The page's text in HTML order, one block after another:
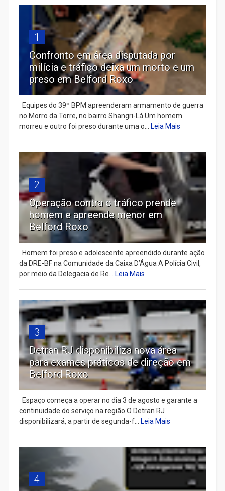
1
Confronto em área disputada por
milícia e tráfico deixa um morto e um
preso em Belford Roxo
Equipes do 39º BPM apreenderam armamento de guerra
no Morro da Torre, no bairro Shangri-Lá Um homem
morreu e outro foi preso durante uma o... Leia Mais
2
Operação contra o tráfico prende
homem e apreende menor em
Belford Roxo
Homem foi preso e adolescente apreendido durante ação
da DRE-BF na Comunidade da Caixa D’Água A Polícia Civil,
por meio da Delegacia de Re... Leia Mais
3
Detran RJ disponibiliza nova área
para exames práticos de direção em
Belford Roxo
Espaço começa a operar no dia 3 de agosto e garante a
continuidade do serviço na região O Detran RJ
disponibilizará, a partir de segunda-f... Leia Mais
4